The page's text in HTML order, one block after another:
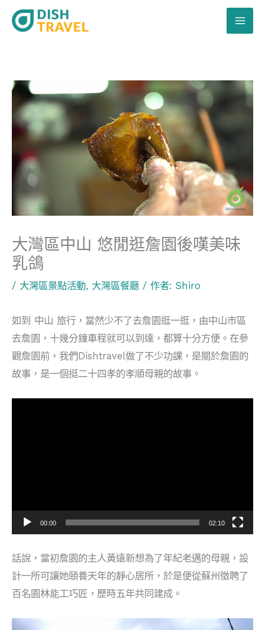
大灣區中山 悠閒逛詹園後嘆美味
乳鴿
/ 大灣區景點活動, 大灣區餐廳 / 作者: Shiro
如到 中山 旅行，當然少不了去詹園逛一逛，由中山市區
去詹園，十幾分鐘車程就可以到達，都算十分方便。在參
觀詹園前，我們Dishtravel做了不少功課，是關於詹園的
故事，是一個挺二十四孝的孝順母親的故事。
00:00 02:10
話說，當初詹園的主人黃遠新想為了年紀老邁的母親，設
計一所可讓她頤養天年的靜心居所，於是便從蘇州徵聘了
百名園林能工巧匠，歷時五年共同建成。